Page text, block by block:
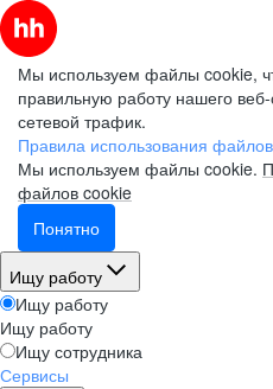
Мы используем файлы cookie,
правильную работу нашего
сетевой трафик.
Правила использования
Мы используем файлы cookie.
файлов cookie
Понятно
Ищу работу
Ищу работу
Ищу работу
Ищу сотрудника
Сервисы